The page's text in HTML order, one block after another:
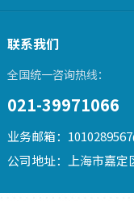
联系我们
全国统一咨询热线：
021-39971066
业务邮箱：
公司地址：上海市嘉定